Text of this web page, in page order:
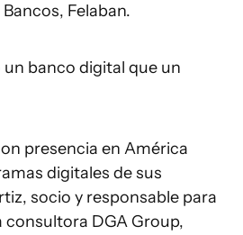
Felaban.
banco digital que un
presencia en América
digitales de sus
socio y responsable para
consultora DGA Group,